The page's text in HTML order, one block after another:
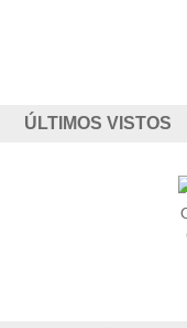
ÚLTIMOS VISTOS